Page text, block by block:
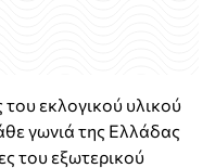
εκλογικού υλικού
γωνιά της Ελλάδας
του εξωτερικού